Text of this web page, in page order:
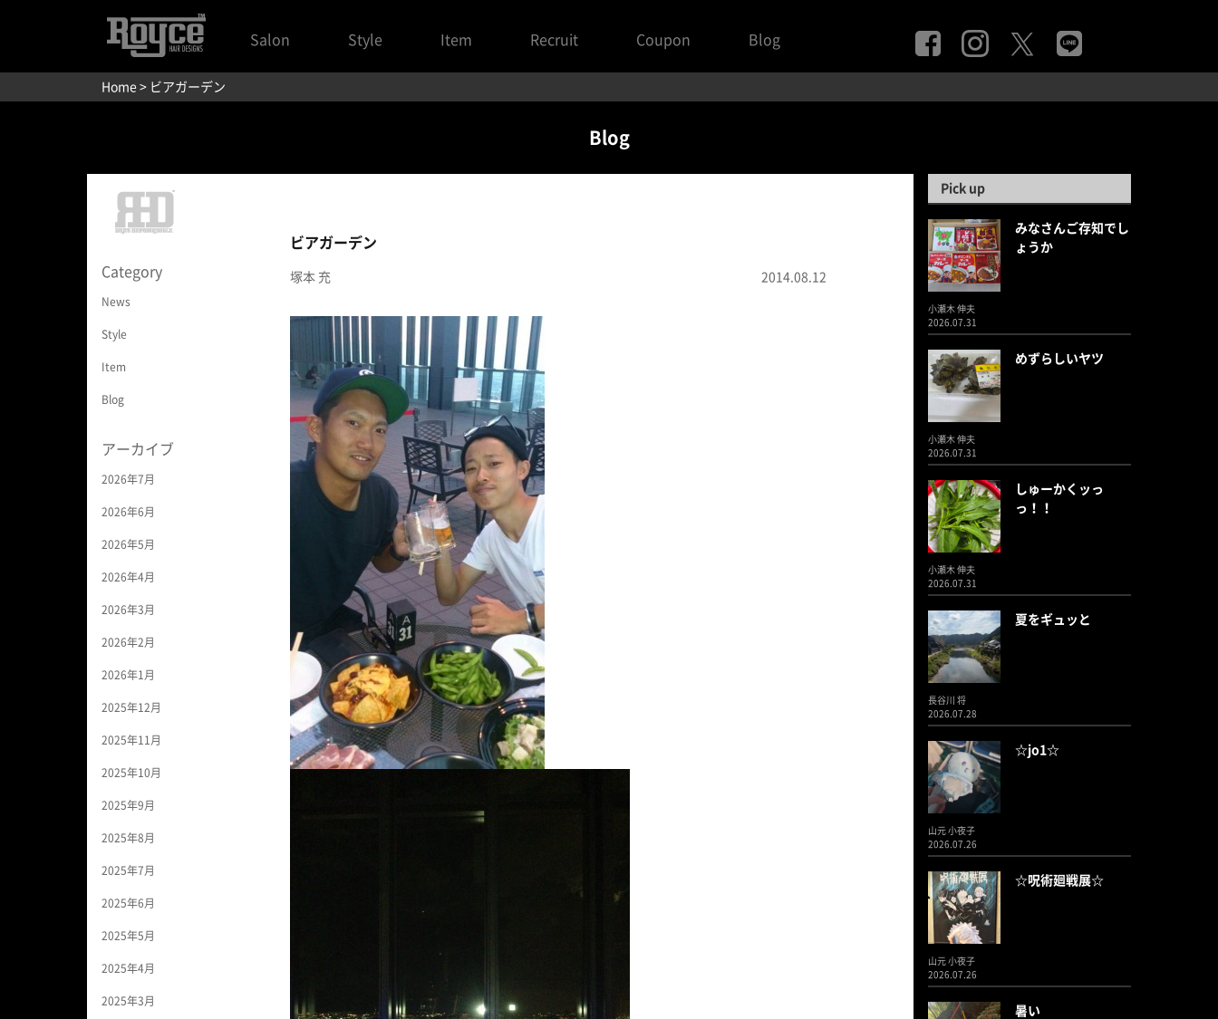
Salon Style Item Recruit Coupon Blog
Home > ビアガーデン
Blog
Category
News
Style
Item
Blog
アーカイブ
2026年7月
2026年6月
2026年5月
2026年4月
2026年3月
2026年2月
2026年1月
2025年12月
2025年11月
2025年10月
2025年9月
2025年8月
2025年7月
2025年6月
2025年5月
2025年4月
2025年3月
ビアガーデン
塚本 充 2014.08.12
Pick up
みなさんご存知でし
ょうか
小瀬木 伸夫
2026.07.31
めずらしいヤツ
小瀬木 伸夫
2026.07.31
しゅーかくッっ
っ！！
小瀬木 伸夫
2026.07.31
夏をギュッと
長谷川 将
2026.07.28
☆jo1☆
山元 小夜子
2026.07.26
☆呪術廻戦展☆
山元 小夜子
2026.07.26
暑い